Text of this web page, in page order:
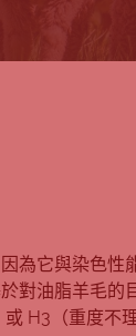
為它與染色性
對油脂羊毛的
H3（重度不